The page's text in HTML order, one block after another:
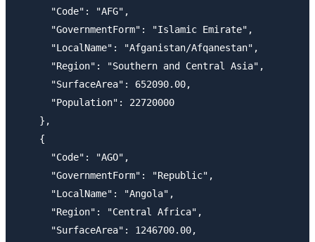
      "Code": "AFG",
      "GovernmentForm": "Islamic Emirate",
      "LocalName": "Afganistan/Afqanestan",
      "Region": "Southern and Central Asia",
      "SurfaceArea": 652090.00,
      "Population": 22720000
    },
    {
      "Code": "AGO",
      "GovernmentForm": "Republic",
      "LocalName": "Angola",
      "Region": "Central Africa",
      "SurfaceArea": 1246700.00,